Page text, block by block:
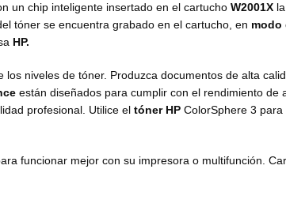
un chip inteligente insertado en el cartucho W2001X
tóner se encuentra grabado en el cartucho, en modo
HP.
niveles de tóner. Produzca documentos de alta
están diseñados para cumplir con el rendimiento de
profesional. Utilice el tóner HP ColorSphere 3
funcionar mejor con su impresora o multifunción.